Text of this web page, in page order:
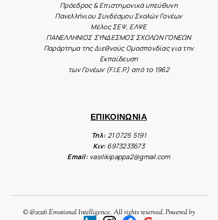
Πρόεδρος & Επιστημονικά υπεύθυνη
Πανελλήνιου Συνδέσμου Σχολών Γονέων
Μέλος ΣΕΨ, ΕΛΨΕ
ΠΑΝΕΛΛΗΝΙΟΣ ΣΥΝΔΕΣΜΟΣ ΣΧΟΛΩΝ ΓΟΝΕΩΝ
Παράρτημα της Διεθνούς Ομοσπονδίας για την
Εκπαίδευση
των Γονέων (F.I.E.P.) από το 1962
ΕΠΙΚΟΙΝΩΝΙΑ
Τηλ: 21 0725 5191
Κιν: 6973233673
Email: vasilikipappa2@gmail.com
© @2026 Emotional Intelligence. All rights reserved. Powered by